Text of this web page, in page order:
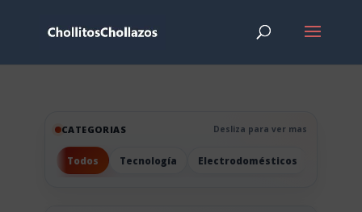
CATEGORIAS Desliza para ver mas
Todos Tecnología Electrodomésticos